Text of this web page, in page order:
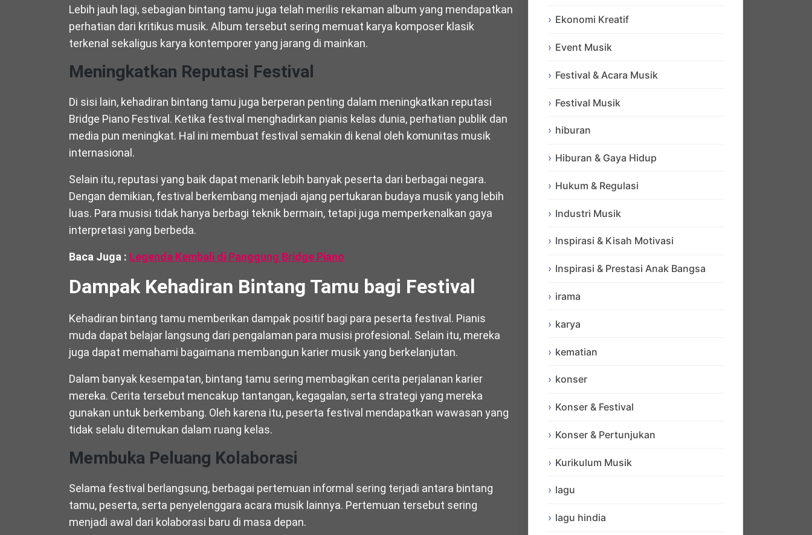
Lebih jauh lagi, sebagian bintang tamu juga telah merilis rekaman album yang mendapatkan
perhatian dari kritikus musik. Album tersebut sering memuat karya komposer klasik
terkenal sekaligus karya kontemporer yang jarang di mainkan.
Meningkatkan Reputasi Festival
Di sisi lain, kehadiran bintang tamu juga berperan penting dalam meningkatkan reputasi
Bridge Piano Festival. Ketika festival menghadirkan pianis kelas dunia, perhatian publik dan
media pun meningkat. Hal ini membuat festival semakin di kenal oleh komunitas musik
internasional.
Selain itu, reputasi yang baik dapat menarik lebih banyak peserta dari berbagai negara.
Dengan demikian, festival berkembang menjadi ajang pertukaran budaya musik yang lebih
luas. Para musisi tidak hanya berbagi teknik bermain, tetapi juga memperkenalkan gaya
interpretasi yang berbeda.
Baca Juga : Legenda Kembali di Panggung Bridge Piano
Dampak Kehadiran Bintang Tamu bagi Festival
Kehadiran bintang tamu memberikan dampak positif bagi para peserta festival. Pianis
muda dapat belajar langsung dari pengalaman para musisi profesional. Selain itu, mereka
juga dapat memahami bagaimana membangun karier musik yang berkelanjutan.
Dalam banyak kesempatan, bintang tamu sering membagikan cerita perjalanan karier
mereka. Cerita tersebut mencakup tantangan, kegagalan, serta strategi yang mereka
gunakan untuk berkembang. Oleh karena itu, peserta festival mendapatkan wawasan yang
tidak selalu ditemukan dalam ruang kelas.
Membuka Peluang Kolaborasi
Selama festival berlangsung, berbagai pertemuan informal sering terjadi antara bintang
tamu, peserta, serta penyelenggara acara musik lainnya. Pertemuan tersebut sering
menjadi awal dari kolaborasi baru di masa depan.
Ekonomi Kreatif
Event Musik
Festival & Acara Musik
Festival Musik
hiburan
Hiburan & Gaya Hidup
Hukum & Regulasi
Industri Musik
Inspirasi & Kisah Motivasi
Inspirasi & Prestasi Anak Bangsa
irama
karya
kematian
konser
Konser & Festival
Konser & Pertunjukan
Kurikulum Musik
lagu
lagu hindia